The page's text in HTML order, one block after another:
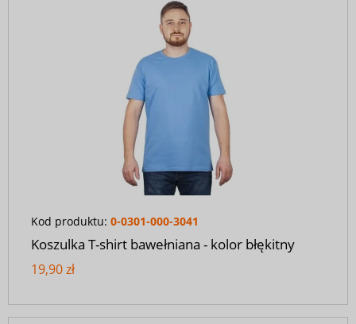
Kod produktu: 0-0301-000-3041
Koszulka T-shirt bawełniana - kolor błękitny
19,90 zł